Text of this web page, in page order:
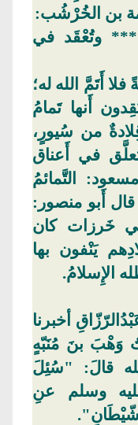
بن الخُرْشُب:
وتُعْقَد في
أَتَمَّ الله له؛
أَنها تَمامُ
من سُيورٍ،
في أَعناق
التَّمائمُ
أَبو منصور:
خَرزات كان
يَنْفون بها
الإِسلامُ.
أخبرنا
وَهْبَ بنَ مُنَبّهٍ
قالَ: "سُئِلَ
وسلم عنِ